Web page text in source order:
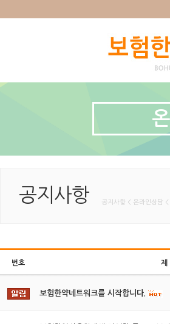
공지사항 공지사항 < 온라인상담
번호
보험한약네트워크를 시작합니다.